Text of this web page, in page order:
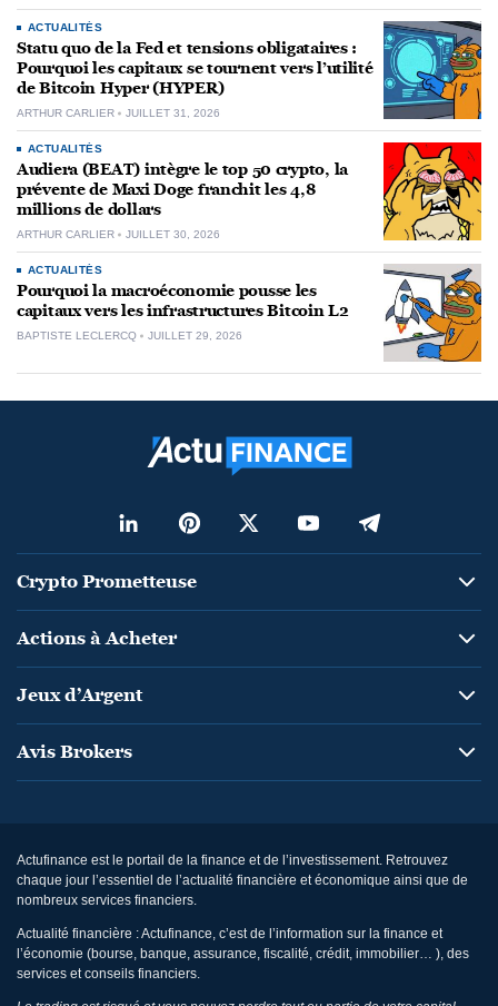
ACTUALITÉS
Statu quo de la Fed et tensions obligataires :
Pourquoi les capitaux se tournent vers l’utilité
de Bitcoin Hyper (HYPER)
ARTHUR CARLIER JUILLET 31, 2026
ACTUALITÉS
Audiera (BEAT) intègre le top 50 crypto, la
prévente de Maxi Doge franchit les 4,8
millions de dollars
ARTHUR CARLIER JUILLET 30, 2026
ACTUALITÉS
Pourquoi la macroéconomie pousse les
capitaux vers les infrastructures Bitcoin L2
BAPTISTE LECLERCQ JUILLET 29, 2026
Crypto Prometteuse
Actions à Acheter
Jeux d’Argent
Avis Brokers
Actufinance est le portail de la finance et de l’investissement. Retrouvez
chaque jour l’essentiel de l’actualité financière et économique ainsi que de
nombreux services financiers.
Actualité financière : Actufinance, c’est de l’information sur la finance et
l’économie (bourse, banque, assurance, fiscalité, crédit, immobilier… ), des
services et conseils financiers.